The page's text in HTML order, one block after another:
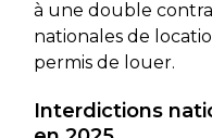
à une double
nationales de
permis de louer.
Interdictions